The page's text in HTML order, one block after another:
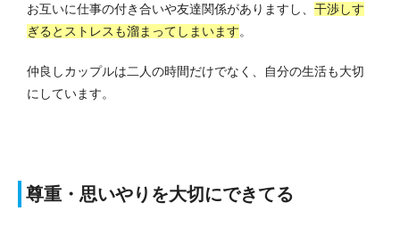
お互いに仕事の付き合いや友達関係がありますし、 干渉しす
ぎるとストレスも溜まってしまいます。
仲良しカップルは二人の時間だけでなく、自分の生活も大切
にしています。
尊重・思いやりを大切にできてる